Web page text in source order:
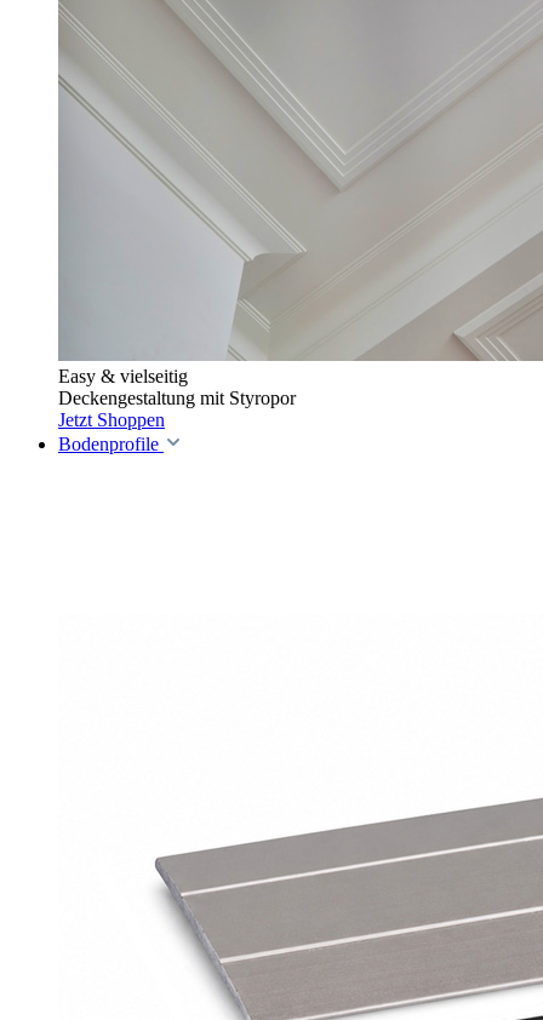
Easy & vielseitig
Deckengestaltung mit Styropor
Jetzt Shoppen
Bodenprofile